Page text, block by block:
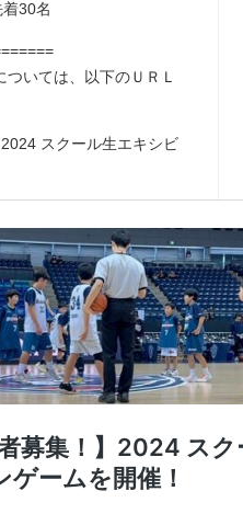
30名
いては、以下のＵＲＬ
スクール生エキシビ